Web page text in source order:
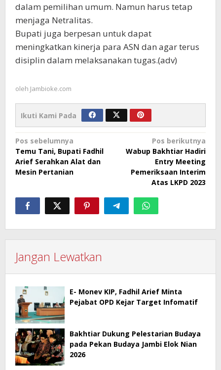
dalam pemilihan umum. Namun harus tetap
menjaga Netralitas.
Bupati juga berpesan untuk dapat
meningkatkan kinerja para ASN dan agar terus
disiplin dalam melaksanakan tugas.(adv)
oleh Jambioke.com
Ikuti Kami Pada
Navigasi
pos
Pos sebelumnya
Temu Tani, Bupati Fadhil
Arief Serahkan Alat dan
Mesin Pertanian
Pos berikutnya
Wabup Bakhtiar Hadiri
Entry Meeting
Pemeriksaan Interim
Atas LKPD 2023
Jangan Lewatkan
E- Monev KIP, Fadhil Arief Minta
Pejabat OPD Kejar Target Infomatif
Bakhtiar Dukung Pelestarian Budaya
pada Pekan Budaya Jambi Elok Nian
2026